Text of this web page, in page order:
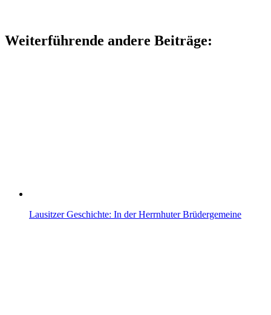
Weiterführende andere Beiträge:
Lausitzer Geschichte: In der Herrnhuter Brüdergemeine